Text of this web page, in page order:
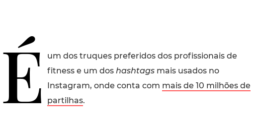
É
um dos truques preferidos dos profissionais de
fitness e um dos hashtagsmais usados no
Instagram, onde conta com mais de 10 milhões de
partilhas.